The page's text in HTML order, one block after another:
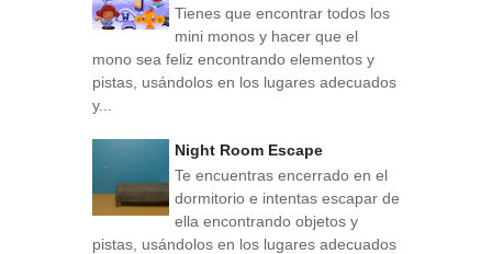
Tienes que encontrar todos los
mini monos y hacer que el
mono sea feliz encontrando elementos y
pistas, usándolos en los lugares adecuados
y...
Night Room Escape
Te encuentras encerrado en el
dormitorio e intentas escapar de
ella encontrando objetos y
pistas, usándolos en los lugares adecuados